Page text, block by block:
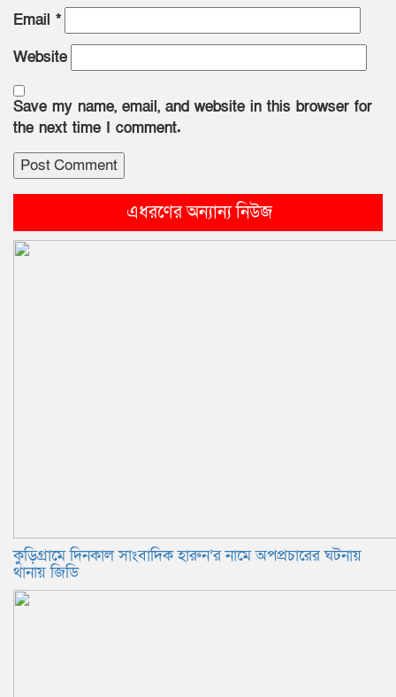
Email *
Website
Save my name, email, and website in this browser for
the next time I comment.
এধরণের অন্যান্য নিউজ
কুড়িগ্রামে দিনকাল সাংবাদিক হারুন’র নামে অপপ্রচারের ঘটনায়
থানায় জিডি